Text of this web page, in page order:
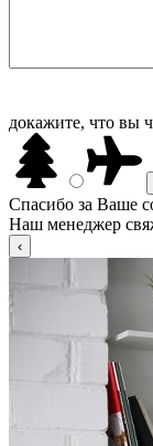
докажите, что вы
Спасибо за Ваше
Наш менеджер